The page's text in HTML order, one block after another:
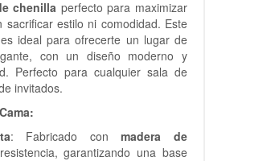
chenilla perfecto para maximizar
estilo ni comodidad. Este
ideal para ofrecerte un lugar de
con un diseño moderno y
Perfecto para cualquier sala de
invitados.
: Fabricado conmadera de
garantizando una base